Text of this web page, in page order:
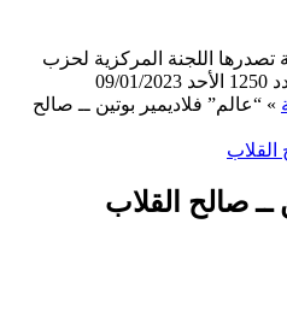
تصدرها اللجنة المركزية لحزب
» “عالم” فلاديمير بوتين ــ صالح
ــ صالح القلاب